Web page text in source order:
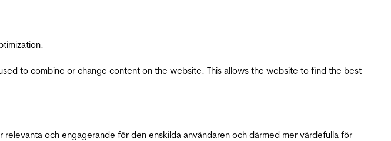
to combine or change content on the website. This allows the website to find the best
och engagerande för den enskilda användaren och därmed mer värdefulla för